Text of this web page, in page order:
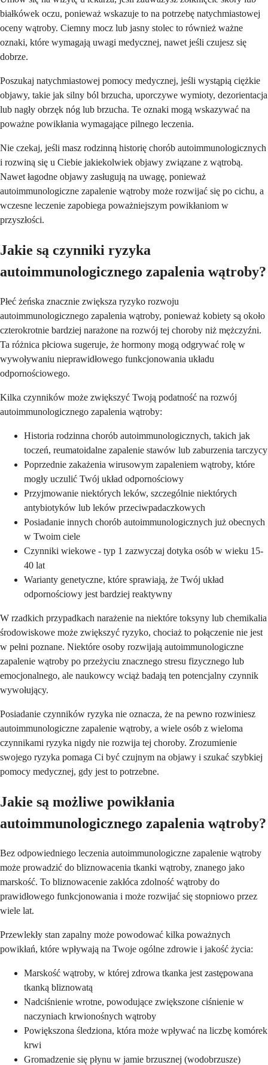
białkówek oczu, ponieważ wskazuje to na potrzebę natychmiastowej
oceny wątroby. Ciemny mocz lub jasny stolec to również ważne
oznaki, które wymagają uwagi medycznej, nawet jeśli czujesz się
dobrze.
Poszukaj natychmiastowej pomocy medycznej, jeśli wystąpią ciężkie
objawy, takie jak silny ból brzucha, uporczywe wymioty, dezorientacja
lub nagły obrzęk nóg lub brzucha. Te oznaki mogą wskazywać na
poważne powikłania wymagające pilnego leczenia.
Nie czekaj, jeśli masz rodzinną historię chorób autoimmunologicznych
i rozwiną się u Ciebie jakiekolwiek objawy związane z wątrobą.
Nawet łagodne objawy zasługują na uwagę, ponieważ
autoimmunologiczne zapalenie wątroby może rozwijać się po cichu, a
wczesne leczenie zapobiega poważniejszym powikłaniom w
przyszłości.
Jakie są czynniki ryzyka
autoimmunologicznego zapalenia wątroby?
Płeć żeńska znacznie zwiększa ryzyko rozwoju
autoimmunologicznego zapalenia wątroby, ponieważ kobiety są około
czterokrotnie bardziej narażone na rozwój tej choroby niż mężczyźni.
Ta różnica płciowa sugeruje, że hormony mogą odgrywać rolę w
wywoływaniu nieprawidłowego funkcjonowania układu
odpornościowego.
Kilka czynników może zwiększyć Twoją podatność na rozwój
autoimmunologicznego zapalenia wątroby:
Historia rodzinna chorób autoimmunologicznych, takich jak
toczeń, reumatoidalne zapalenie stawów lub zaburzenia tarczycy
Poprzednie zakażenia wirusowym zapaleniem wątroby, które
mogły uczulić Twój układ odpornościowy
Przyjmowanie niektórych leków, szczególnie niektórych
antybiotyków lub leków przeciwpadaczkowych
Posiadanie innych chorób autoimmunologicznych już obecnych
w Twoim ciele
Czynniki wiekowe - typ 1 zazwyczaj dotyka osób w wieku 15-
40 lat
Warianty genetyczne, które sprawiają, że Twój układ
odpornościowy jest bardziej reaktywny
W rzadkich przypadkach narażenie na niektóre toksyny lub chemikalia
środowiskowe może zwiększyć ryzyko, chociaż to połączenie nie jest
w pełni poznane. Niektóre osoby rozwijają autoimmunologiczne
zapalenie wątroby po przeżyciu znacznego stresu fizycznego lub
emocjonalnego, ale naukowcy wciąż badają ten potencjalny czynnik
wywołujący.
Posiadanie czynników ryzyka nie oznacza, że na pewno rozwiniesz
autoimmunologiczne zapalenie wątroby, a wiele osób z wieloma
czynnikami ryzyka nigdy nie rozwija tej choroby. Zrozumienie
swojego ryzyka pomaga Ci być czujnym na objawy i szukać szybkiej
pomocy medycznej, gdy jest to potrzebne.
Jakie są możliwe powikłania
autoimmunologicznego zapalenia wątroby?
Bez odpowiedniego leczenia autoimmunologiczne zapalenie wątroby
może prowadzić do bliznowacenia tkanki wątroby, znanego jako
marskość. To bliznowacenie zakłóca zdolność wątroby do
prawidłowego funkcjonowania i może rozwijać się stopniowo przez
wiele lat.
Przewlekły stan zapalny może powodować kilka poważnych
powikłań, które wpływają na Twoje ogólne zdrowie i jakość życia:
Marskość wątroby, w której zdrowa tkanka jest zastępowana
tkanką bliznowatą
Nadciśnienie wrotne, powodujące zwiększone ciśnienie w
naczyniach krwionośnych wątroby
Powiększona śledziona, która może wpływać na liczbę komórek
krwi
Gromadzenie się płynu w jamie brzusznej (wodobrzusze)